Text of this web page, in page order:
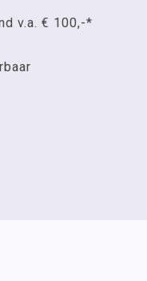
v.a. € 100,-*